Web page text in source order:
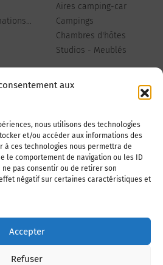
aux
nous utilisons des technologies
et/ou accéder aux informations des
à ces technologies nous permettra de
le comportement de navigation ou les ID
ne pas consentir ou de retirer son
négatif sur certaines caractéristiques et
Accepter
Refuser
Aires camping-car
Campings
Chambres d'hôtes
Studios - Meublés
Publiez votre annonce
Nous contacter
de cookies (UE)